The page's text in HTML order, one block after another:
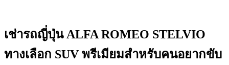
เช่ารถญี่ปุ่น ALFA ROMEO STELVIO
ทางเลือก SUV พรีเมียมสำหรับคนอยากขับ